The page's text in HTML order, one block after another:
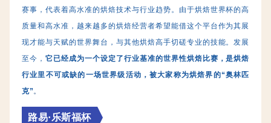
赛事，代表着高水准的烘焙技术与行业趋势。由于烘焙世界杯的高
质量和高水准，越来越多的烘焙经营者希望能借这个平台作为其展
现才能与天赋的世界舞台，与其他烘焙高手切磋专业的技能。发展
至今， 它已经成为一个设定了行业基准的世界性烘焙比赛，是烘焙
行业里不可或缺的一场世界级活动，被大家称为烘焙界的“奥林匹
克”。
路易·乐斯福杯